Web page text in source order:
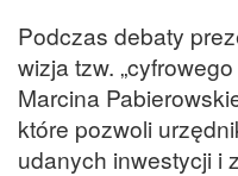
Podczas debaty
wizja tzw.
Marcina
które pozwoli
udanych inwestycji i